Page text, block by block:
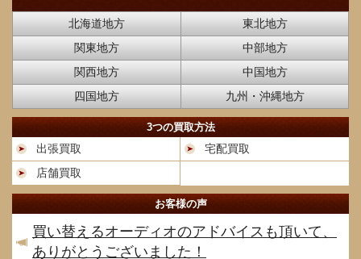
北海道地方
東北地方
関東地方
中部地方
関西地方
中国地方
四国地方
九州・沖縄地方
3つの買取方法
出張買取
宅配買取
店舗買取
お客様の声
買い替えるオーディオのアドバイスも頂いて、
ありがとうございました！